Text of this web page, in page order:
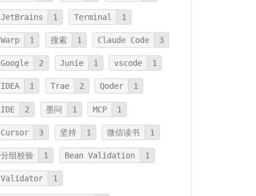
JetBrains 1 Terminal 1
Warp 1 搜索 1 Claude Code 3
Google 2 Junie 1 vscode 1
IDEA 1 Trae 2 Qoder 1
IDE 2 墨问 1 MCP 1
Cursor 3 坚持 1 微信读书 1
分组校验 1 Bean Validation 1
Validator 1